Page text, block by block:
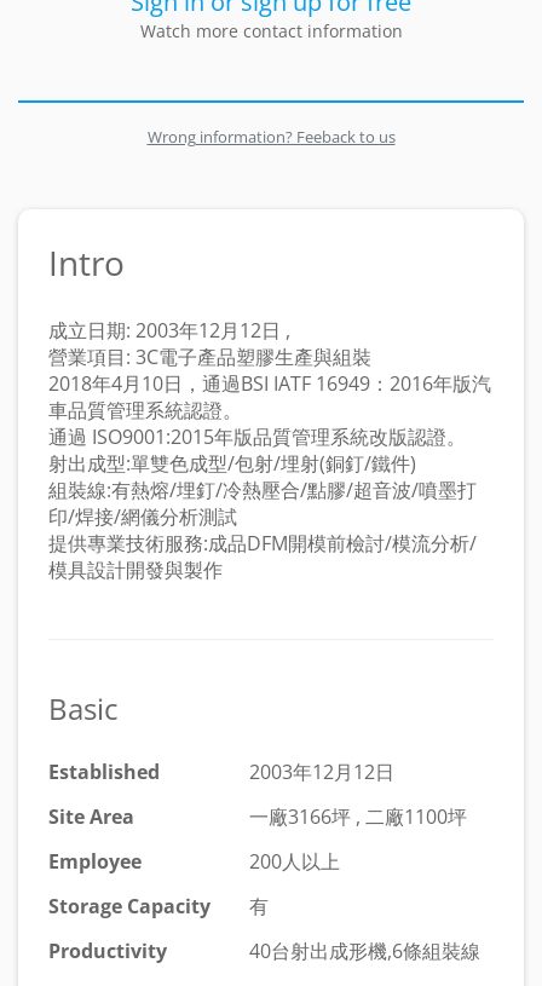
Watch more contact information
Wrong information? Feeback to us
Intro
成立日期: 2003年12月12日 ,
營業項目: 3C電子產品塑膠生產與組裝
2018年4月10日，通過BSI IATF 16949：2016年版汽
車品質管理系統認證。
通過 ISO9001:2015年版品質管理系統改版認證。
射出成型:單雙色成型/包射/埋射(銅釘/鐵件)
組裝線:有熱熔/埋釘/冷熱壓合/點膠/超音波/噴墨打
印/焊接/網儀分析測試
提供專業技術服務:成品DFM開模前檢討/模流分析/
模具設計開發與製作
Basic
Established
2003年12月12日
Site Area
一廠3166坪 , 二廠1100坪
Employee
200人以上
Storage Capacity
有
Productivity
40台射出成形機,6條組裝線